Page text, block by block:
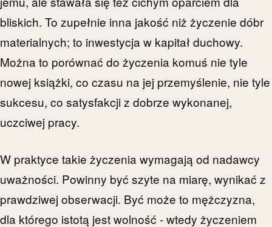
bliskich. To zupełnie inna jakość niż życzenie dóbr
materialnych; to inwestycja w kapitał duchowy.
Można to porównać do życzenia komuś nie tyle
nowej książki, co czasu na jej przemyślenie, nie tyle
sukcesu, co satysfakcji z dobrze wykonanej,
uczciwej pracy.
W praktyce takie życzenia wymagają od nadawcy
uważności. Powinny być szyte na miarę, wynikać z
prawdziwej obserwacji. Być może to mężczyzna,
dla którego istotą jest wolność - wtedy życzeniem